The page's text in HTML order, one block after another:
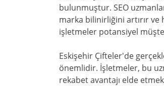
bulunmuştur. SEO
marka bilinirliğini artırır
işletmeler potansiyel
Eskişehir Çifteler'de
önemlidir. İşletmeler, bu
rekabet avantajı elde